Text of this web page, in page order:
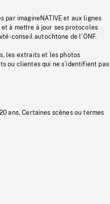
par imagineNATIVE et aux lignes
à mettre à jour ses protocoles
conseil autochtone de l’ONF.
les extraits et les photos
ou clientes qui ne s’identifient pas
ans. Certaines scènes ou termes